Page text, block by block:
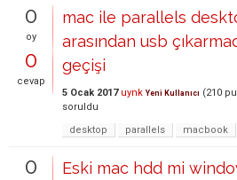
0
oy
0
cevap
mac ile parallels
arasından usb
geçişi
5 Ocak 2017 uynk Yeni Kullanıcı (210
soruldu
desktop
parallels macbook
0
Eski mac hdd mi